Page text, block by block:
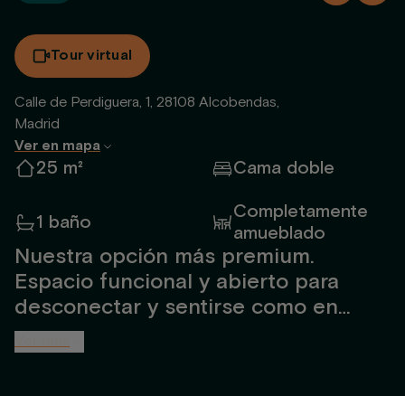
Tour virtual
Calle de Perdiguera, 1, 28108 Alcobendas,
Madrid
Ver en mapa
25 m² Cama doble
1 baño
Completamente
amueblado
Nuestra opción más premium.
Espacio funcional y abierto para
desconectar y sentirse como en
casa. Para hasta 2 personas,
totalmente amueblado y diseñado